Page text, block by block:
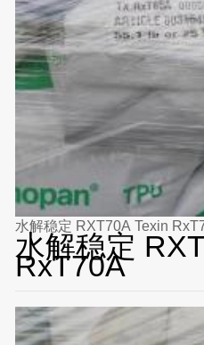
水解稳定 RXT70A Texin
水解稳定
RxT70A